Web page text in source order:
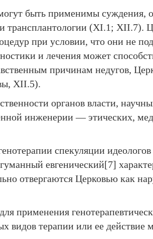
быть применимы суждения,
(ХI.1; ХII.7).
при условии, что они не
и лечения может
причинам недугов,
ХII.5).
органов власти,
инженерии — этических,
спекуляции
евгенический[7]
отвергаются Церковью как
применения
видов терапии или ее действие